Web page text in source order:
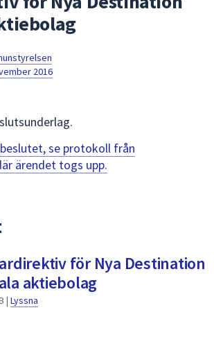
kommer
för
att
navigera
för
2016
se protokoll från
ärendet togs upp.
för Nya Destination
aktiebolag
| Lyssna